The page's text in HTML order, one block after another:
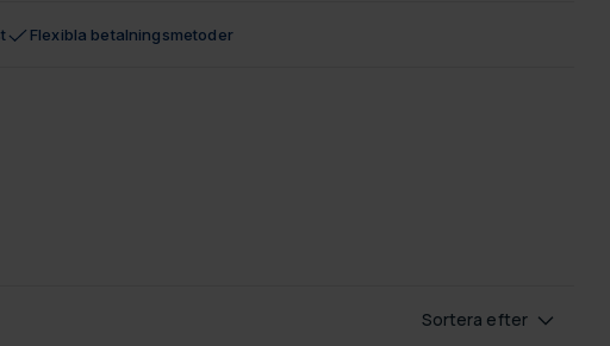
Flexibla betalningsmetoder
Sortera efter